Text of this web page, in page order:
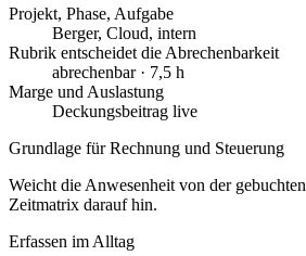
Projekt, Phase, Aufgabe
Berger, Cloud, intern
Rubrik entscheidet die Abrechenbarkeit
abrechenbar · 7,5 h
Marge und Auslastung
Deckungsbeitrag live
Grundlage für Rechnung und Steuerung
Weicht die Anwesenheit von der
Zeitmatrix darauf hin.
Erfassen im Alltag